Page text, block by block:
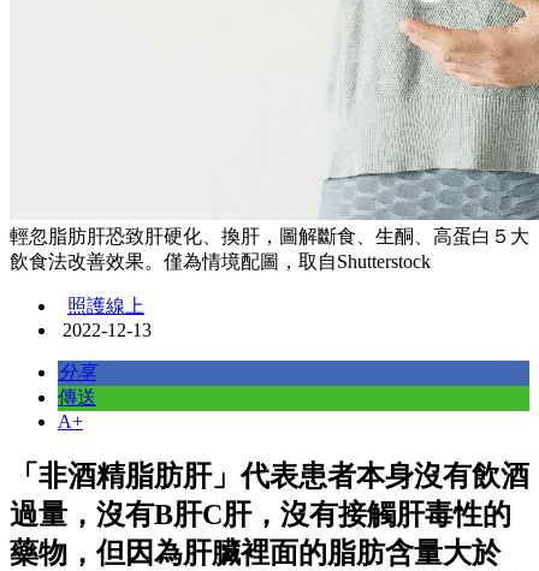
輕忽脂肪肝恐致肝硬化、換肝，圖解斷食、生酮、高蛋白５大
飲食法改善效果。僅為情境配圖，取自Shutterstock
照護線上
2022-12-13
分享
傳送
A+
「非酒精脂肪肝」代表患者本身沒有飲酒
過量，沒有B肝C肝，沒有接觸肝毒性的
藥物，但因為肝臟裡面的脂肪含量大於